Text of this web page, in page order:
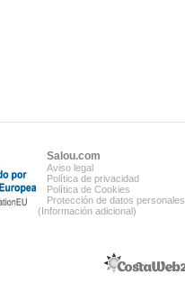
Salou.com
Aviso legal
Política de privacidad
Política de Cookies
Protección de datos personales
(Información adicional)